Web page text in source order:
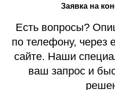
Заявка на
Есть вопросы?
по телефону, через
сайте. Наши
ваш запрос и